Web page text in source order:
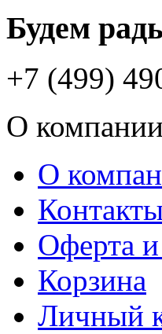
Будем
+7 (499)
О компании
О
Оферта
Корзина
Личный